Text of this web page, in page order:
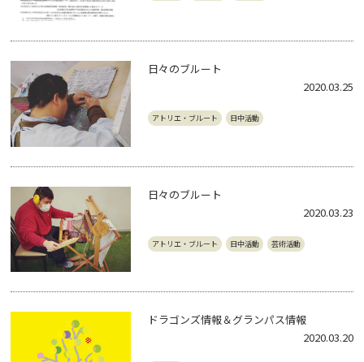
日々のブルート
2020.03.25
アトリエ・ブルート 日中活動
日々のブルート
2020.03.23
アトリエ・ブルート 日中活動 芸術活動
ドラゴンズ情報＆グランパス情報
2020.03.20